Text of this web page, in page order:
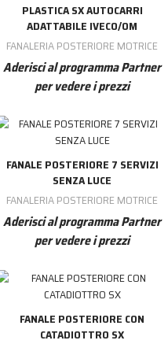
PLASTICA SX AUTOCARRI
ADATTABILE IVECO/OM
FANALERIA POSTERIORE MOTRICE
Aderisci al programma Partner
per vedere i prezzi
FANALE POSTERIORE 7 SERVIZI
SENZA LUCE
FANALERIA POSTERIORE MOTRICE
Aderisci al programma Partner
per vedere i prezzi
FANALE POSTERIORE CON
CATADIOTTRO SX